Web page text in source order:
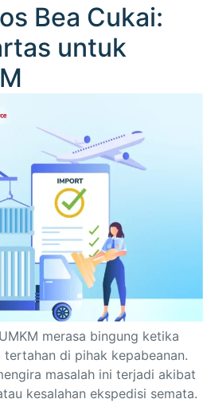
Bea Cukai:
untuk
merasa bingung ketika
di pihak kepabeanan.
masalah ini terjadi akibat
kesalahan ekspedisi semata.